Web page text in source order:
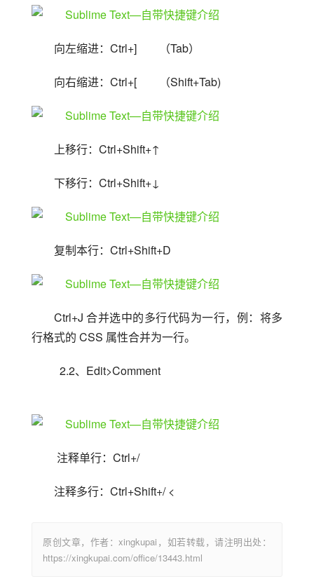
向左缩进：Ctrl+]　　（Tab）
向右缩进：Ctrl+[　　（Shift+Tab)
上移行：Ctrl+Shift+↑
下移行：Ctrl+Shift+↓
复制本行：Ctrl+Shift+D
Ctrl+J 合并选中的多行代码为一行，例：将多
行格式的 CSS 属性合并为一行。
  2.2、Edit>Comment
注释单行：Ctrl+/
注释多行：Ctrl+Shift+/ <
原创文章，作者：xingkupai，如若转载，请注明出处：
https://xingkupai.com/office/13443.html